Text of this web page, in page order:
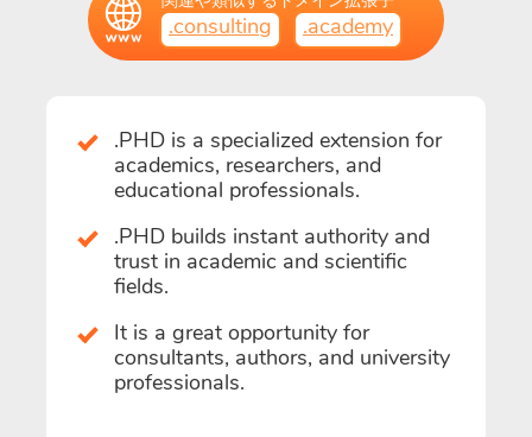
.consulting .academy
.PHD is a specialized extension for
academics, researchers, and
educational professionals.
.PHD builds instant authority and
trust in academic and scientific
fields.
It is a great opportunity for
consultants, authors, and university
professionals.